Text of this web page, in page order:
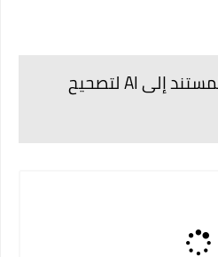
استخدم "Overdub" المستند إلى AI لتصحيح